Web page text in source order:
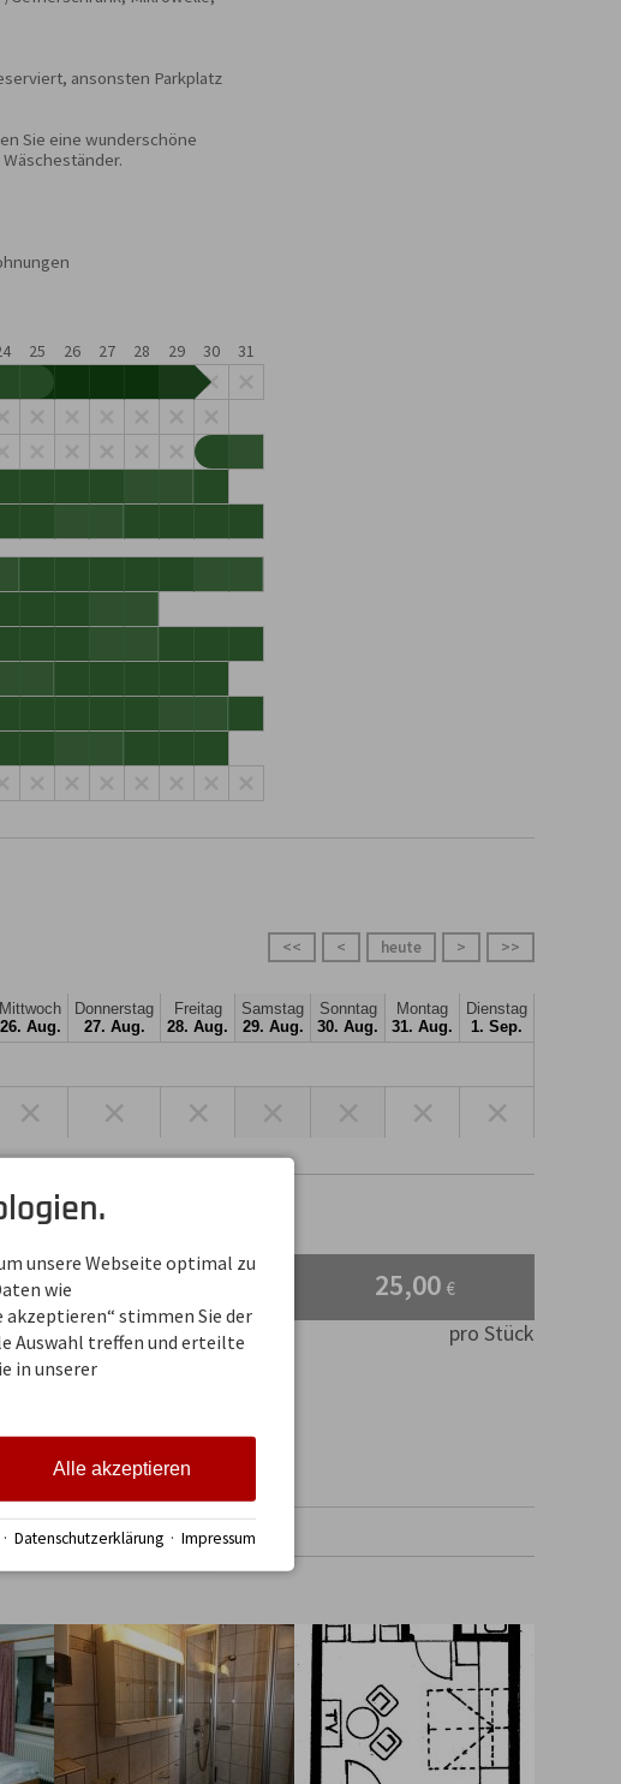
ansonsten Parkplatz
Sie eine wunderschöne
25 26 27 28 29 30
31
>>
>
heute
<
<<
Mittwoch
26. Aug.
Donnerstag
27. Aug.
Freitag
28. Aug.
Samstag
29. Aug.
Sonntag
30. Aug.
Montag
31. Aug.
Dienstag
1. Sep.
× × × × ×
und
25,00 €
pro Stück
unsere Webseite optimal zu
wie
stimmen Sie der
Auswahl treffen und erteilte
in unserer
Alle akzeptieren
· Datenschutzerklärung · Impressum